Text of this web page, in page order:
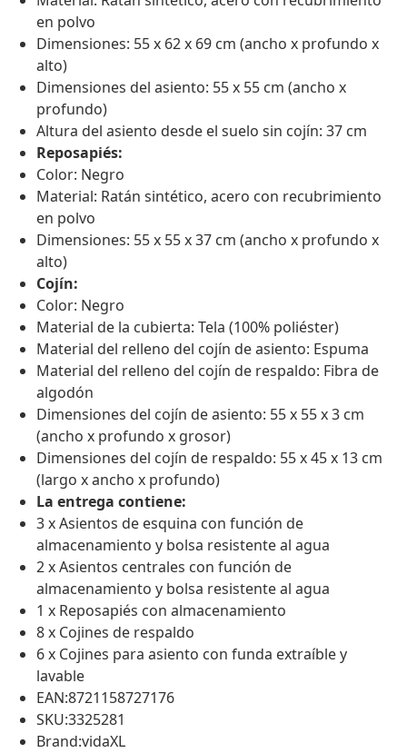
en polvo
Dimensiones: 55 x 62 x 69 cm (ancho x profundo x
alto)
Dimensiones del asiento: 55 x 55 cm (ancho x
profundo)
Altura del asiento desde el suelo sin cojín: 37 cm
Reposapiés:
Color: Negro
Material: Ratán sintético, acero con recubrimiento
en polvo
Dimensiones: 55 x 55 x 37 cm (ancho x profundo x
alto)
Cojín:
Color: Negro
Material de la cubierta: Tela (100% poliéster)
Material del relleno del cojín de asiento: Espuma
Material del relleno del cojín de respaldo: Fibra de
algodón
Dimensiones del cojín de asiento: 55 x 55 x 3 cm
(ancho x profundo x grosor)
Dimensiones del cojín de respaldo: 55 x 45 x 13 cm
(largo x ancho x profundo)
La entrega contiene:
3 x Asientos de esquina con función de
almacenamiento y bolsa resistente al agua
2 x Asientos centrales con función de
almacenamiento y bolsa resistente al agua
1 x Reposapiés con almacenamiento
8 x Cojines de respaldo
6 x Cojines para asiento con funda extraíble y
lavable
EAN:8721158727176
SKU:3325281
Brand:vidaXL